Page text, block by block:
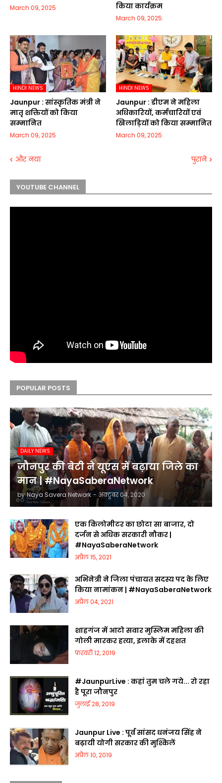
March 09, 2025
किया कार्यक्रम
March 09, 2025
HINDI NEWS
Jaunpur :​ सांस्कृतिक मंत्री ने
मातृ शक्तियों को किया
सम्मानित
March 09, 2025
HINDI NEWS
Jaunpur :​ डीएम ने महिला
अधिकारियों, कर्मचारियों एवं
खिलाड़ियों को किया सम्मानित
March 09, 2025
और नया पुराने
YOUTUBE CHANNEL
POPULAR POSTS
DAILY NEWS
जौनपुर की बेटी ने यूएस में बढ़ाया जिले का
मान | #NayaSaberaNetwork
by Naya Savera Network - अक्टूबर 04, 2020
एक किलोमीटर का छोटा सा बाजार, दो
दर्जन से अधिक सरकारी नौकर |
#NayaSaberaNetwork
अप्रैल 15, 2021
अभिनेत्री ने जिला पंचायत सदस्य पद के लिए
किया नामांकन | #NayaSaberaNetwork
अप्रैल 04, 2021
शाहगंज में आटो सवार मुस्लिम महिला की
गोली मारकर हत्या, इलाके में दहशत
फ़रवरी 12, 2019
#JaunpurLive : कहां तुम चले गये... रो रहा
है पूरा जौनपुर
जुलाई 28, 2019
Jaunpur Live : पूर्व सांसद धनंजय सिंह ने
बढ़ायी योगी सरकार की मुश्किलें
अप्रैल 10, 2019